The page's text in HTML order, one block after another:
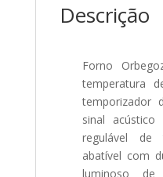
Descrição
Forno
temperatura
temporizador
sinal
regulável de
abatível com
luminoso de